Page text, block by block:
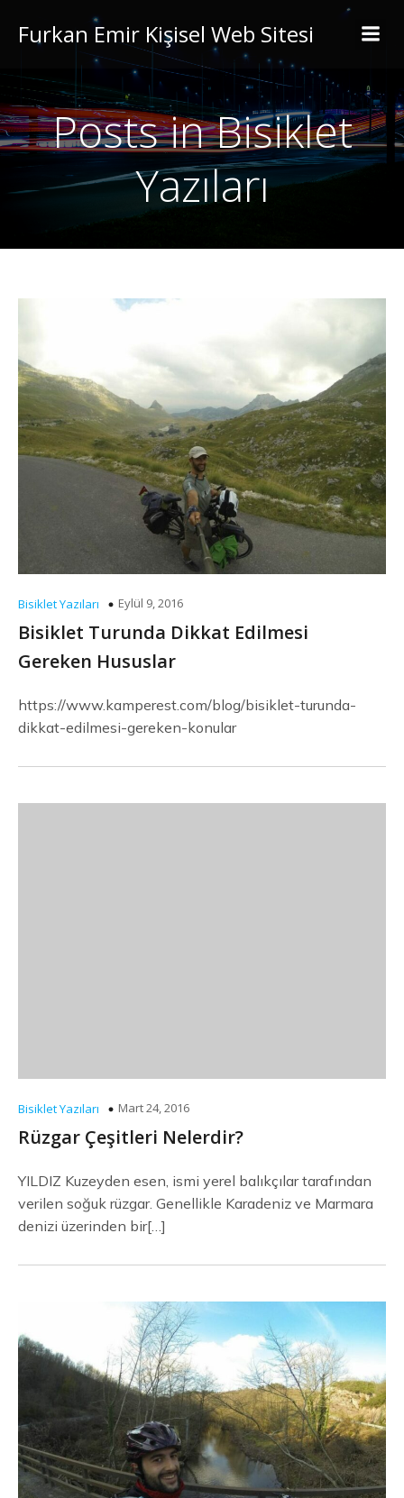
Furkan Emir Kişisel Web Sitesi
Posts in Bisiklet
Yazıları
Bisiklet Yazıları Eylül 9, 2016
Bisiklet Turunda Dikkat Edilmesi
Gereken Hususlar
https://www.kamperest.com/blog/bisiklet-turunda-
dikkat-edilmesi-gereken-konular
Bisiklet Yazıları Mart 24, 2016
Rüzgar Çeşitleri Nelerdir?
YILDIZ Kuzeyden esen, ismi yerel balıkçılar tarafından
verilen soğuk rüzgar. Genellikle Karadeniz ve Marmara
denizi üzerinden bir[…]